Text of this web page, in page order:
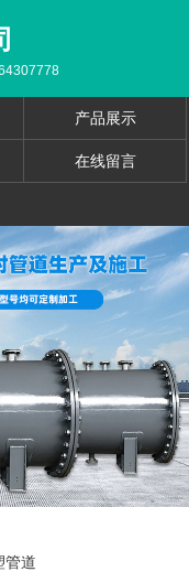
产品展示
在线留言
管道